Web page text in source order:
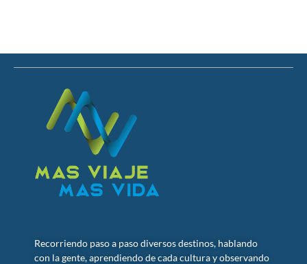
Recorriendo paso a paso diversos destinos, hablando
con la gente, aprendiendo de cada cultura y observando